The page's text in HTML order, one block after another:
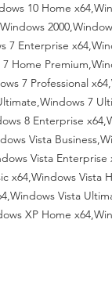
10 Home
7 Enterprise
Home
7 Professional
7
8 Enterprise
Vista
Vista Enterprise
x64,Windows Vista
Vista
XP Home